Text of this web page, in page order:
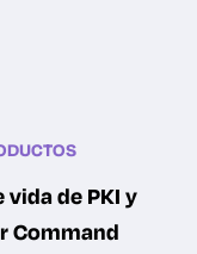
de PKI y
Command